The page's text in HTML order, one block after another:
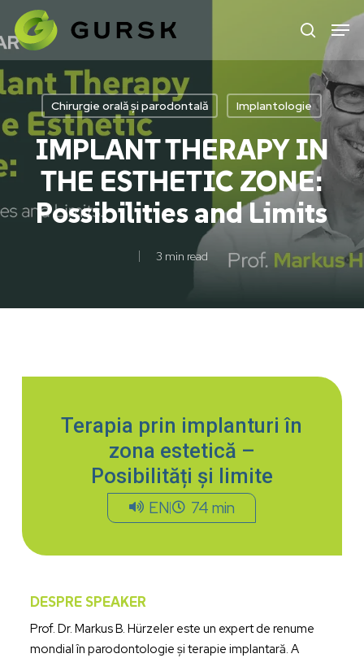
to
main
content
Chirurgie orală și parodontală Implantologie
IMPLANT THERAPY IN
THE ESTHETIC ZONE:
Possibilities and Limits
3 min read
Terapia prin implanturi în
zona estetică –
Posibilități și limite
EN 74 min
DESPRE SPEAKER
Prof. Dr. Markus B. Hürzeler este un expert de renume
mondial în parodontologie și terapie implantară. A